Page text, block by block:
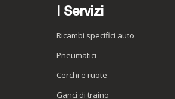
I Servizi
Ricambi specifici auto
Pneumatici
Cerchi e ruote
Ganci di traino